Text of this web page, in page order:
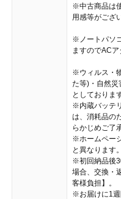
※中古商品は
用感等がござ
※ノートパソ
ますのでACア
※ウィルス・
た等)・自然災
としておりま
※内蔵バッテ
は、消耗品の
らかじめご了
※ホームペー
と異なります。
※初回納品後
場合、交換・
客様負担】。
※お届けに1週